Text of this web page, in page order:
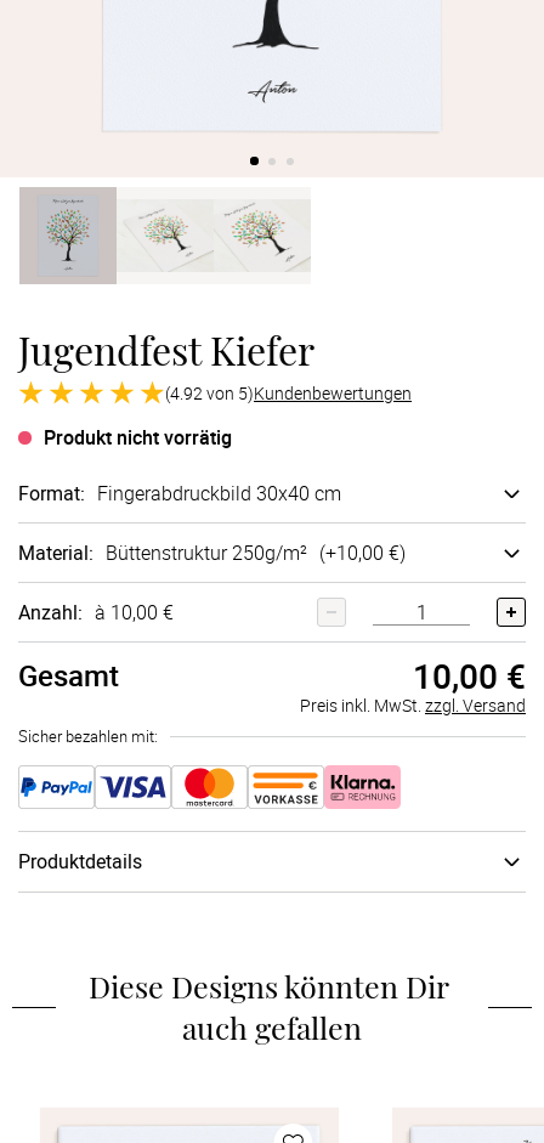
Jugendfest Kiefer
(4.92 von 5)Kundenbewertungen
Produkt nicht vorrätig
Format: Finger­abdruck­bild 30x40 cm
Material: Bütten­struktur 250g/m² (+10,00 €)
Anzahl: à 10,00 €
Gesamt 10,00 €
Preis inkl. MwSt. zzgl. Versand
Sicher bezahlen mit:
Produktdetails
Diese Designs könnten Dir
auch gefallen